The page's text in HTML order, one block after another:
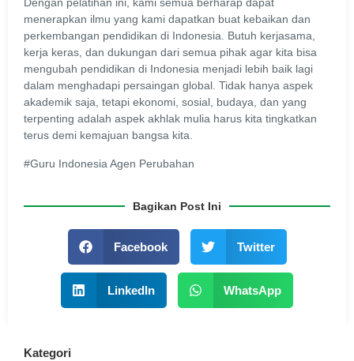
Dengan pelatihan ini, kami semua berharap dapat
menerapkan ilmu yang kami dapatkan buat kebaikan dan
perkembangan pendidikan di Indonesia. Butuh kerjasama,
kerja keras, dan dukungan dari semua pihak agar kita bisa
mengubah pendidikan di Indonesia menjadi lebih baik lagi
dalam menghadapi persaingan global. Tidak hanya aspek
akademik saja, tetapi ekonomi, sosial, budaya, dan yang
terpenting adalah aspek akhlak mulia harus kita tingkatkan
terus demi kemajuan bangsa kita.
#Guru Indonesia Agen Perubahan
Bagikan Post Ini
Facebook Twitter
LinkedIn WhatsApp
Kategori